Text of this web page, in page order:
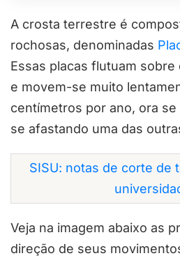
A crosta terrestre é
rochosas, denominadas
Essas placas flutuam sobre
e movem-se muito
centímetros por ano, ora
se afastando uma das
SISU: notas de corte de
Veja na imagem abaixo as
direção de seus